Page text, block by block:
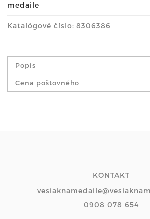
medaile
Katalógové číslo: 8306386
Popis
Cena poštovného
KONTAKT
0908 078 654